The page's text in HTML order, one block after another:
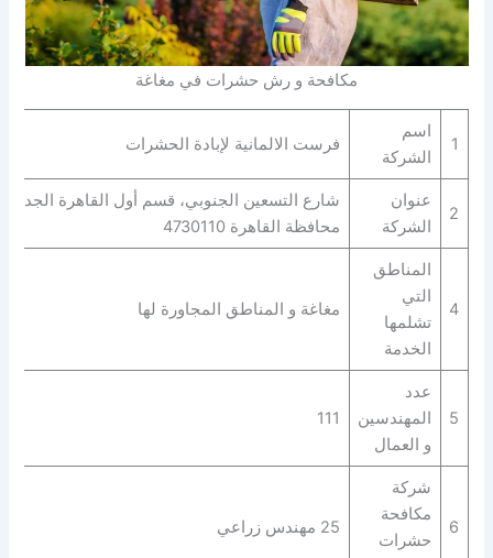
مكافحة و رش حشرات في مغاغة
1
اسم
الشركة
فرست الالمانية لإبادة الحشرات
2
عنوان
الشركة
شارع التسعين الجنوبي، قسم أول القاهرة
محافظة القاهرة‬ 4730110
4
المناطق
التي
تشلمها
الخدمة
مغاغة و المناطق المجاورة لها
5
عدد
المهندسين
و العمال
111
6
شركة
مكافحة
حشرات
25 مهندس زراعي